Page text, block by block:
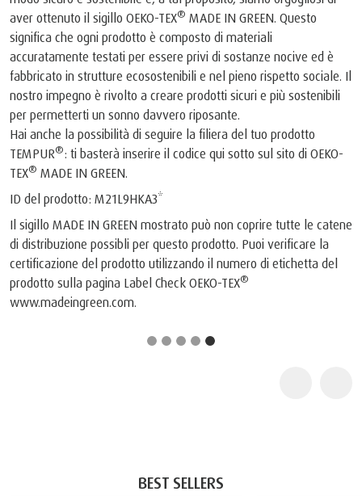
aver ottenuto il sigillo OEKO-TEX® MADE IN GREEN. Questo
significa che ogni prodotto è composto di materiali
accuratamente testati per essere privi di sostanze nocive ed è
fabbricato in strutture ecosostenibili e nel pieno rispetto sociale. Il
nostro impegno è rivolto a creare prodotti sicuri e più sostenibili
per permetterti un sonno davvero riposante.
Hai anche la possibilità di seguire la filiera del tuo prodotto
TEMPUR®: ti basterà inserire il codice qui sotto sul sito di OEKO-
TEX® MADE IN GREEN.
ID del prodotto: M21L9HKA3*
Il sigillo MADE IN GREEN mostrato può non coprire tutte le catene
di distribuzione possibli per questo prodotto. Puoi verificare la
certificazione del prodotto utilizzando il numero di etichetta del
prodotto sulla pagina Label Check OEKO-TEX®
www.madeingreen.com.
BEST SELLERS